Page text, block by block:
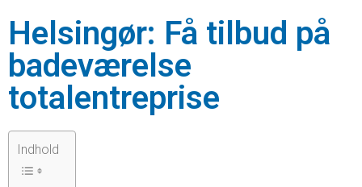
Helsingør: Få tilbud på
badeværelse
totalentreprise
Indhold